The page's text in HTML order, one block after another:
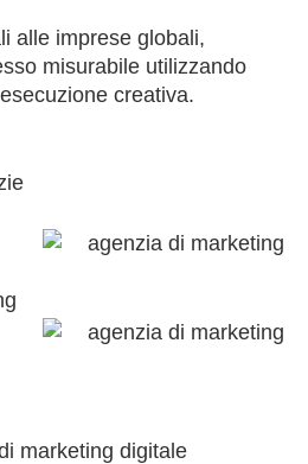
alle imprese globali,
misurabile utilizzando
creativa.